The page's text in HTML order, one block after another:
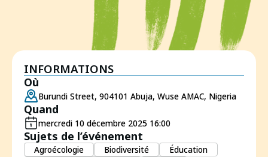
INFORMATIONS
Où
Burundi Street, 904101 Abuja, Wuse AMAC, Nigeria
Quand
mercredi 10 décembre 2025 16:00
Sujets de l’événement
Agroécologie Biodiversité
Éducation